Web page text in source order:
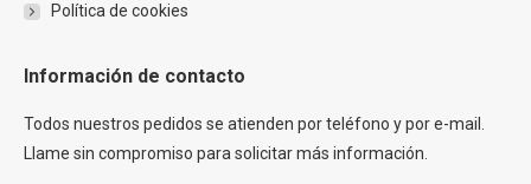
Política de cookies
Información de contacto
Todos nuestros pedidos se atienden por teléfono y por e-mail.
Llame sin compromiso para solicitar más información.